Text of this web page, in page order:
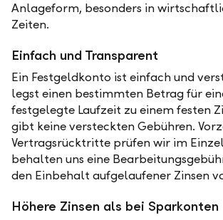
Anlageform, besonders in
Zeiten.
Einfach und Transparent
Ein Festgeldkonto ist einfach und
legst einen bestimmten Betrag für
festgelegte Laufzeit zu einem festen
gibt keine versteckten Gebühren.
Vertragsrücktritte prüfen wir im
behalten uns eine
den Einbehalt aufgelaufener Zinsen
Höhere Zinsen als bei Sparkonten